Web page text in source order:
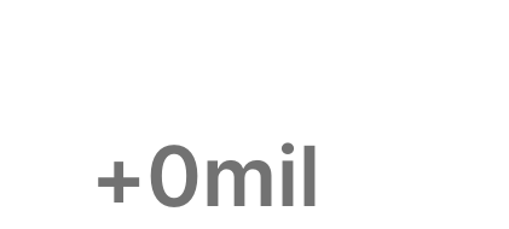
+0mil